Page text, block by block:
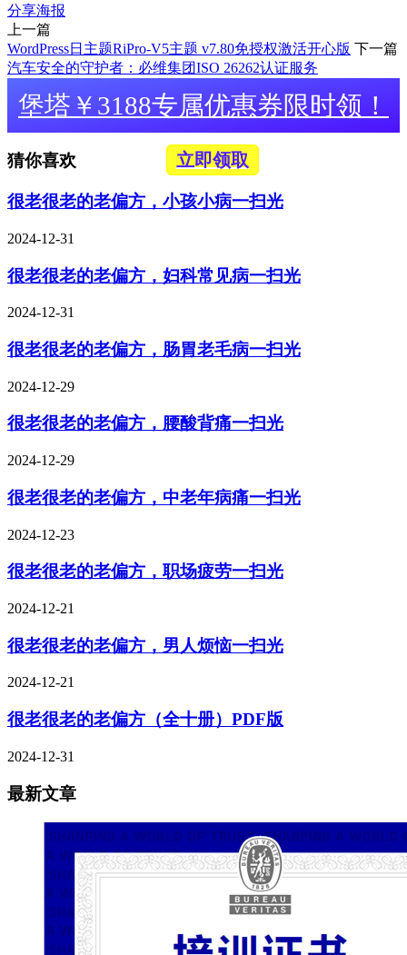
分享海报
上一篇
WordPress日主题RiPro-V5主题 v7.80免授权激活开心版 下一篇
汽车安全的守护者：必维集团ISO 26262认证服务
堡塔￥3188专属优惠券限时领！
立即领取
猜你喜欢
很老很老的老偏方，小孩小病一扫光
2024-12-31
很老很老的老偏方，妇科常见病一扫光
2024-12-31
很老很老的老偏方，肠胃老毛病一扫光
2024-12-29
很老很老的老偏方，腰酸背痛一扫光
2024-12-29
很老很老的老偏方，中老年病痛一扫光
2024-12-23
很老很老的老偏方，职场疲劳一扫光
2024-12-21
很老很老的老偏方，男人烦恼一扫光
2024-12-21
很老很老的老偏方（全十册）PDF版
2024-12-31
最新文章